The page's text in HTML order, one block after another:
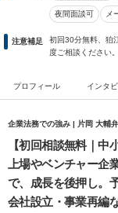
夜間面談可 メ
注意補足
初回30分無料、狛
度ご相談ください。
プロフィール インタ
企業法務での強み | 片岡 大輔
【初回相談無料｜中
上場やベンチャー企
で、成長を後押し。
会社設立・事業再編